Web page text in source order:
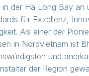
in der Ha Long Bay an
für Exzellenz,
Als einer der
in Nordvietnam ist
und
der Region